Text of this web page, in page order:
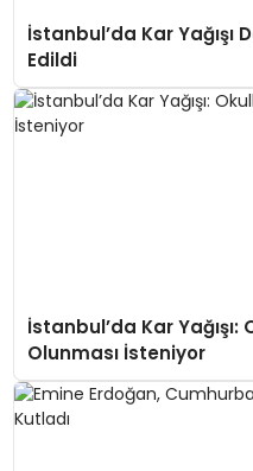
İstanbul’da Kar Yağışı
Edildi
İstanbul’da Kar
Olunması İsteniyor